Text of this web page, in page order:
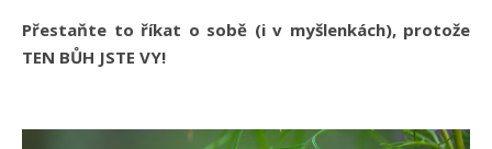
Přestaňte to říkat o sobě (i v myšlenkách), protože
TEN BŮH JSTE VY!